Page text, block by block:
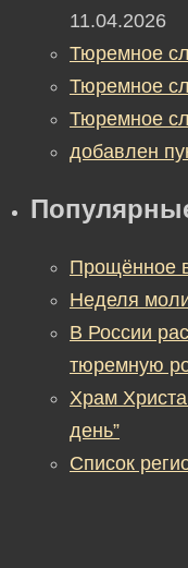
11.04.2026
Тюремное
Тюремное
Тюремное
добавлен
Прощённое
Неделя
В России
тюремную
Храм
день”
Список